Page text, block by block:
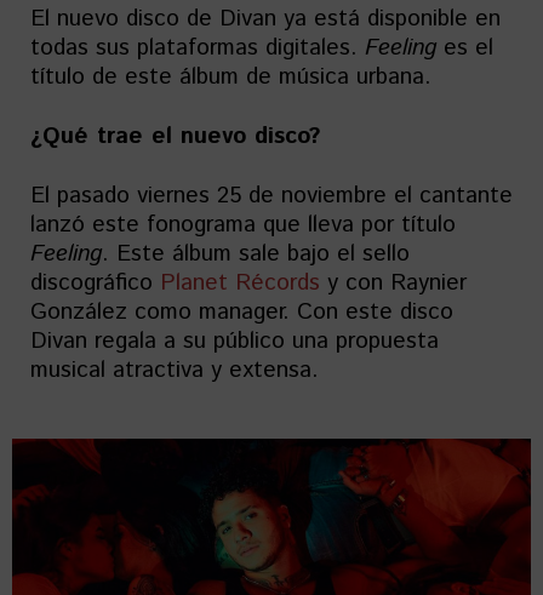
El nuevo disco de Divan ya está disponible en
todas sus plataformas digitales. Feeling es el
título de este álbum de música urbana.
¿Qué trae el nuevo disco?
El pasado viernes 25 de noviembre el cantante
lanzó este fonograma que lleva por título
Feeling. Este álbum sale bajo el sello
discográfico Planet Récords y con Raynier
González como manager. Con este disco
Divan regala a su público una propuesta
musical atractiva y extensa.